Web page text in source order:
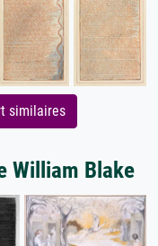
similaires
William Blake